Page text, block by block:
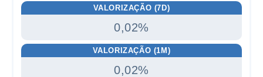
VALORIZAÇÃO (7D)
0,02%
VALORIZAÇÃO (1M)
0,02%